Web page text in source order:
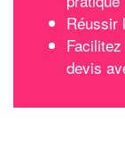
Réussir
devis